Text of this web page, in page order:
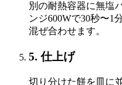
別の耐熱容器に無塩
ンジ600Wで30秒〜1
混ぜ合わせます。
5. 仕上げ
切り分けた餅を皿に